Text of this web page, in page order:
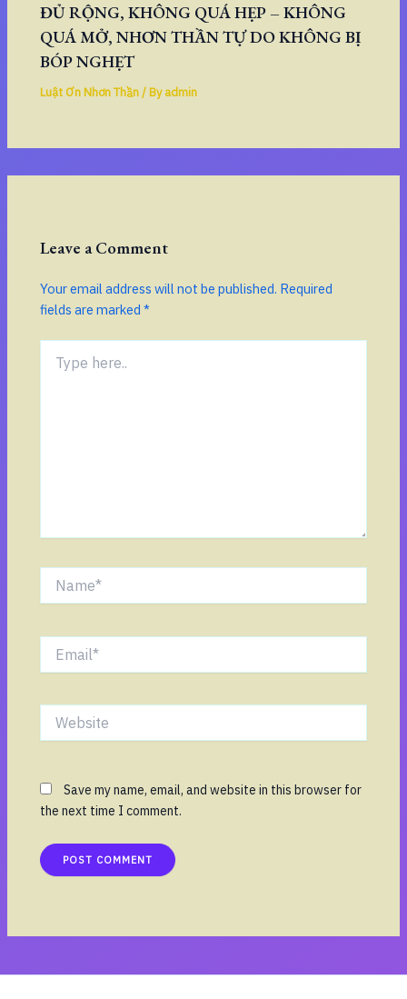
ĐỦ RỘNG, KHÔNG QUÁ HẸP – KHÔNG
QUÁ MỞ, NHƠN THẦN TỰ DO KHÔNG BỊ
BÓP NGHẸT
Luật Ơn Nhơn Thần/ Byadmin
Leave a Comment
Your email address will not be published. Required
fields are marked*
here..
Website
Save my name, email, and website in this browser for
the next time I comment.